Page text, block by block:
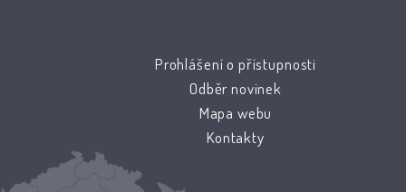
Prohlášení o přístupnosti
Odběr novinek
Mapa webu
Kontakty